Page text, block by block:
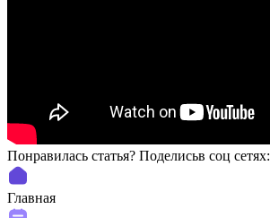
Понравилась статья? Поделиcьв соц сетях:
Главная